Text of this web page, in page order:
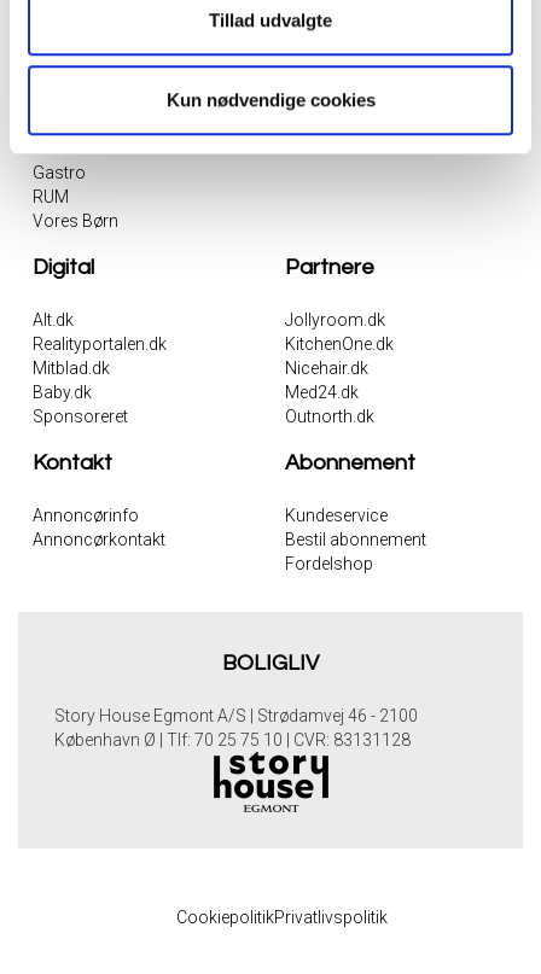
Tillad udvalgte
Kun nødvendige cookies
Gastro
RUM
Vores Børn
Ugeblade
Hendes Verden
Digital
Alt.dk
Realityportalen.dk
Mitblad.dk
Baby.dk
Sponsoreret
Partnere
Jollyroom.dk
KitchenOne.dk
Nicehair.dk
Med24.dk
Outnorth.dk
Kontakt
Annoncørinfo
Annoncørkontakt
Abonnement
Kundeservice
Bestil abonnement
Fordelshop
BOLIGLIV
Story House Egmont A/S | Strødamvej 46 - 2100
København Ø | Tlf: 70 25 75 10 | CVR: 83131128
CookiepolitikPrivatlivspolitik